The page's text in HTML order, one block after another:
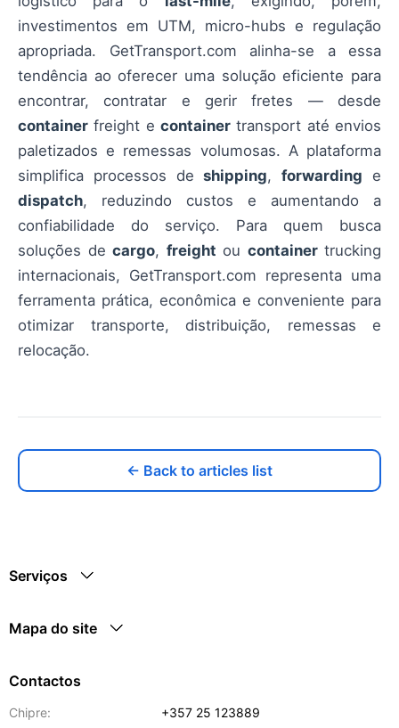
investimentos em UTM, micro-hubs e regulação
apropriada. GetTransport.com alinha-se a essa
tendência ao oferecer uma solução eficiente para
encontrar, contratar e gerir fretes — desde
container freight e container transport até envios
paletizados e remessas volumosas. A plataforma
simplifica processos deshipping,forwarding e
dispatch, reduzindo custos e aumentando a
confiabilidade do serviço. Para quem busca
soluções de cargo, freight ou containertrucking
internacionais, GetTransport.com representa uma
ferramenta prática, econômica e conveniente para
otimizar transporte, distribuição, remessas e
relocação.
← Back to articles list
Serviços
Mapa do site
Contactos
Chipre:
+357 25 123889